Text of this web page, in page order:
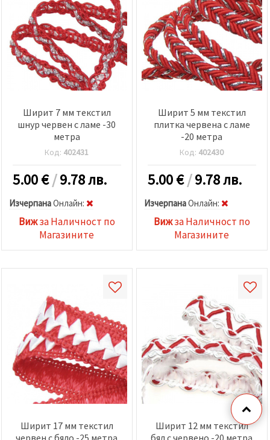
Ширит 7 мм текстил
шнур червен с ламе -30
метра
Код: 402431
5.00€/9.78 лв.
ИзчерпанаOнлайн:
Вижза Наличност по
Магазините
Ширит 5 мм текстил
плитка червена с ламе
-20 метра
Код: 402430
5.00€/9.78 лв.
ИзчерпанаOнлайн:
Вижза Наличност по
Магазините
Ширит 17 мм текстил
червен с бяло -25 метра
Ширит 12 мм текстил
бял с червено -20 метра